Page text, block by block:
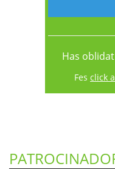
Has
Fes click